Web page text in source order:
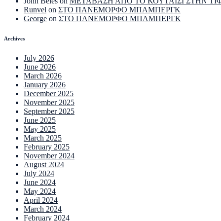
Runvel on ΣΤΟ ΠΑΝΕΜΟΡΦΟ ΜΠΑΜΠΕΡΓΚ
George on ΣΤΟ ΠΑΝΕΜΟΡΦΟ ΜΠΑΜΠΕΡΓΚ
Archives
July 2026
June 2026
March 2026
January 2026
December 2025
November 2025
September 2025
June 2025
May 2025
March 2025
February 2025
November 2024
August 2024
July 2024
June 2024
May 2024
April 2024
March 2024
February 2024